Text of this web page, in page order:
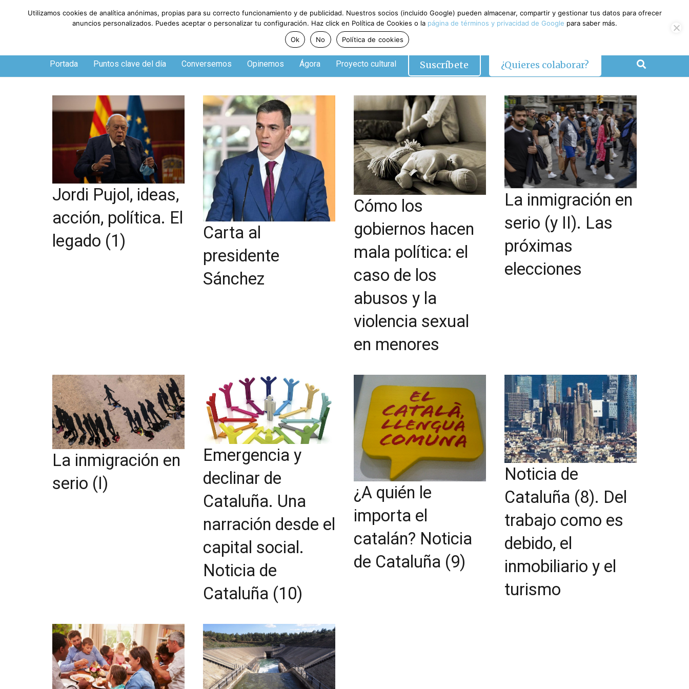
Jueves, 6 de agosto de 2026
Portada Puntos clave del día Conversemos Opinemos Ágora Proyecto cultural Suscríbete ¿Quieres colaborar?
Jordi Pujol, ideas,
acción, política. El
legado (1)
Carta al
presidente
Sánchez
Cómo los
gobiernos hacen
mala política: el
caso de los
abusos y la
violencia sexual
en menores
La inmigración en
serio (y II). Las
próximas
elecciones
La inmigración en
serio (I)
Emergencia y
declinar de
Cataluña. Una
narración desde el
capital social.
Noticia de
Cataluña (10)
¿A quién le
importa el
catalán? Noticia
de Cataluña (9)
Noticia de
Cataluña (8). Del
trabajo como es
debido, el
inmobiliario y el
turismo
Utilizamos cookies de analítica anónimas, propias para su correcto funcionamiento y de publicidad. Nuestros socios (incluido Google) pueden almacenar, compartir y gestionar tus datos para ofrecer
anuncios personalizados. Puedes aceptar o personalizar tu configuración. Haz click en Política de Cookies o la página de términos y privacidad de Google para saber más.
Ok
No Política de cookies